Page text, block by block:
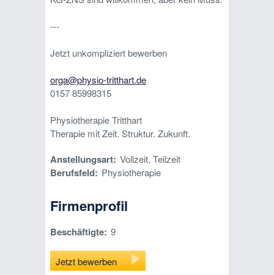
---
Jetzt unkompliziert bewerben
orga@physio-tritthart.de
0157 85998315
Physiotherapie Tritthart
Therapie mit Zeit. Struktur. Zukunft.
Anstellungsart: Vollzeit, Teilzeit
Berufsfeld: Physiotherapie
Firmenprofil
Beschäftigte: 9
Jetzt bewerben